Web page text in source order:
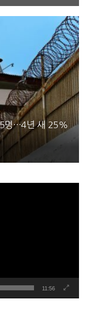
명…4년 새 25%
11:56